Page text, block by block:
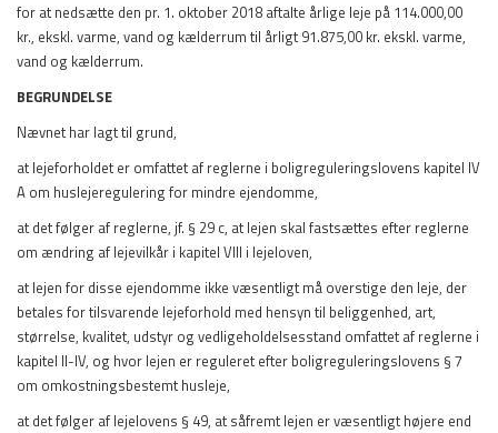
for at nedsætte den pr. 1. oktober 2018 aftalte årlige leje på 114.000,00
kr., ekskl. varme, vand og kælderrum til årligt 91.875,00 kr. ekskl. varme,
vand og kælderrum.
BEGRUNDELSE
Nævnet har lagt til grund,
at lejeforholdet er omfattet af reglerne i boligreguleringslovens kapitel IV
A om huslejeregulering for mindre ejendomme,
at det følger af reglerne, jf. § 29 c, at lejen skal fastsættes efter reglerne
om ændring af lejevilkår i kapitel VIII i lejeloven,
at lejen for disse ejendomme ikke væsentligt må overstige den leje, der
betales for tilsvarende lejeforhold med hensyn til beliggenhed, art,
størrelse, kvalitet, udstyr og vedligeholdelsesstand omfattet af reglerne i
kapitel II-IV, og hvor lejen er reguleret efter boligreguleringslovens § 7
om omkostningsbestemt husleje,
at det følger af lejelovens § 49, at såfremt lejen er væsentligt højere end